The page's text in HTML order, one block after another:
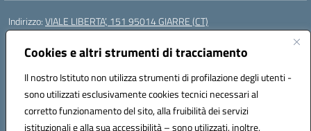
Cookies e altri strumenti di tracciamento
Il nostro Istituto non utilizza strumenti di profilazione degli utenti -
sono utilizzati esclusivamente cookies tecnici necessari al
corretto funzionamento del sito, alla fruibilità dei servizi
istituzionali e alla sua accessibilità – sono utilizzati, inoltre,
Indirizzo:VIALE LIBERTA’, 151 95014 GIARRE (CT)
Centralino:
Posta elettronica certificata (PEC):ctmm151004@pec.istruzione.it
Codice fiscale: 92032760875
Codice meccanografico:CTMM151004
Codice Indice delle Pubbliche Amministrazioni (IPA): cpiacd
Codice unico di fatturazione (CUF): UF783Q